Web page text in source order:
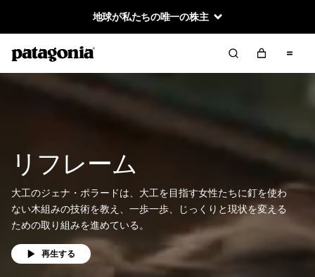
地球が私たちの唯一の株主
リフレーム
大工のジェナ・ポラードは、大工を目指す女性たちに釘を使わ
ない木組みの技術を教え、一歩一歩、じっくりと現状を変える
ための取り組みを進めている。
再生する